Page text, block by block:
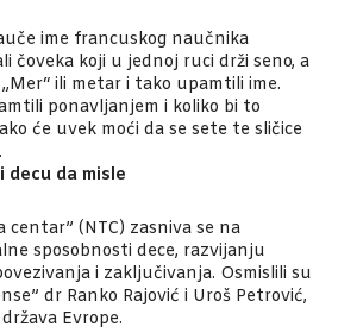
ime francuskog naučnika
čoveka koji u jednoj ruci drži seno, a
ili metar i tako upamtili ime.
ponavljanjem i koliko bi to
će uvek moći da se sete te sličice
decu da misle
centar” (NTC) zasniva se na
sposobnosti dece, razvijanju
i zaključivanja. Osmislili su
dr Ranko Rajović i Uroš Petrović,
Evrope.